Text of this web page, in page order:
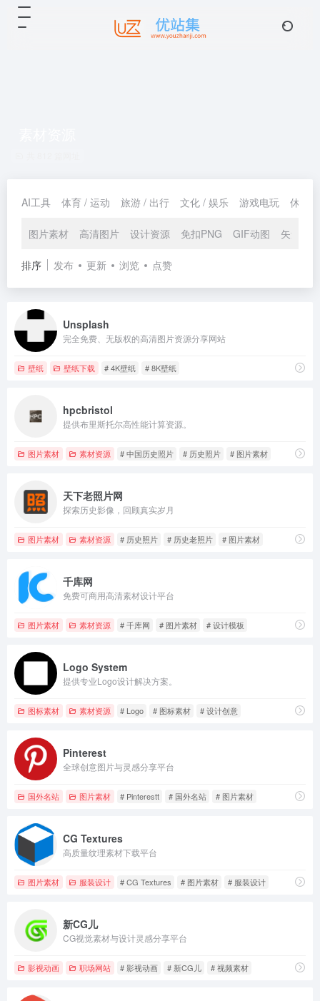
AI工具 体育 / 运动 旅游 / 出行 文化 / 娱乐 游戏电玩 休闲 /
图片素材 高清图片 设计资源 免扣PNG GIF动图 矢量插画
排序 发布 更新 浏览 点赞
Unsplash
完全免费、无版权的高清图片资源分享网站
壁纸 壁纸下载 # 4K壁纸 # 8K壁纸
hpcbristol
提供布里斯托尔高性能计算资源。
图片素材 素材资源 # 中国历史照片 # 历史照片 # 图片素材
天下老照片网
探索历史影像，回顾真实岁月
图片素材 素材资源 # 历史照片 # 历史老照片 # 图片素材
千库网
免费可商用高清素材设计平台
图片素材 素材资源 # 千库网 # 图片素材 # 设计模板
Logo System
提供专业Logo设计解决方案。
图标素材 素材资源 # Logo # 图标素材 # 设计创意
Pinterest
全球创意图片与灵感分享平台
国外名站 图片素材 # Pinterestt # 国外名站 # 图片素材
CG Textures
高质量纹理素材下载平台
图片素材 服装设计 # CG Textures # 图片素材 # 服装设计
新CG儿
CG视觉素材与设计灵感分享平台
影视动画 职场网站 # 影视动画 # 新CG儿 # 视频素材